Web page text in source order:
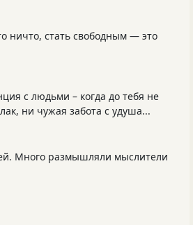
ничто, стать свободным — это
с людьми – когда до тебя не
ни чужая забота с удуша...
Много размышляли мыслители